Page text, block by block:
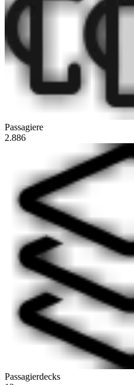
Passagiere
2.886
Passagierdecks